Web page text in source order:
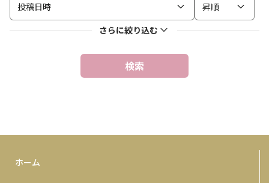
投稿日時
昇順
さらに絞り込む
検索
ホーム